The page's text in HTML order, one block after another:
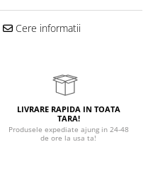
Cere informatii
LIVRARE RAPIDA IN TOATA
TARA!
Produsele expediate ajung in 24-48
de ore la usa ta!